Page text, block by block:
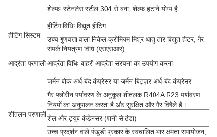
शेल्फः स्टेनलेस स्टील 304 से बना, शेल्फ हटाने योग्य है
हीटिंग सिस्टम
हीटिंग विधिः विद्युत हीटिंग
उच्च गुणवत्ता वाला निकेल-क्रोमियम मिश्र धातु तार विद्युत हीटर, गैर
संपर्क नियंत्रण विधि (एसएसआर)
आर्द्रता प्रणाली आर्द्रता विधिः बाहरी आर्द्रता संरचना का उपयोग करना
शीतलन प्रणाली
जर्मन बोक अर्ध-बंद कंप्रेसर या जर्मन बिट्ज़र अर्ध-बंद कंप्रेसर
गैर फ्लोरीन पर्यावरण के अनुकूल शीतलक R404A R23 पर्यावरण
नियमों का अनुपालन करता है और सुरक्षित और गैर विषैले है।
शेल और ट्यूब कंडेनसर (पानी से ठंडा)
उच्च प्रदर्शन वाले पंखुड़ी प्रकार के स्वचालित भार क्षमता समायोजन,